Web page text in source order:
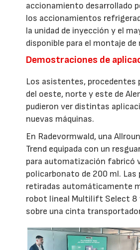
accionamiento desarrollado
los accionamientos
la unidad de inyección y el
disponible para el montaje de
Demostraciones de
Los asistentes, procedentes
del oeste, norte y este de
pudieron ver distintas
nuevas máquinas.
En Radevormwald, una
Trend equipada con un
para automatización fabricó
policarbonato de 200 ml. Las
retiradas automáticamente
robot lineal Multilift Select 8
sobre una cinta